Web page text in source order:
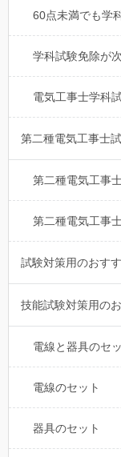
60点未満でも学
学科試験免除が
電気工事士学科
第二種電気工事士
第二種電気工事
第二種電気工事
試験対策用のおす
技能試験対策用の
電線と器具のセ
電線のセット
器具のセット